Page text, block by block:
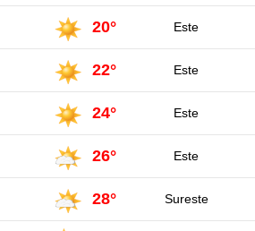
20° Este
22° Este
24° Este
26° Este
28° Sureste